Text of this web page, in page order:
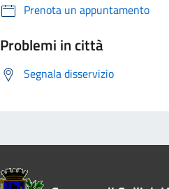
Prenota un appuntamento
Problemi in città
Segnala disservizio